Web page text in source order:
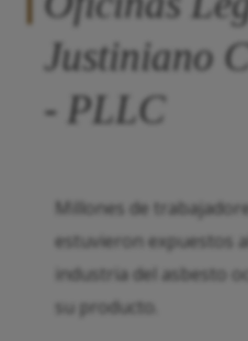
Justiniano
- PLLC
Millones de
estuvieron expuestos
industria del asbesto
su producto.